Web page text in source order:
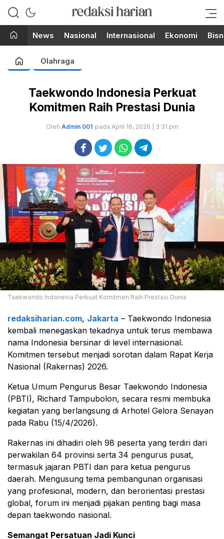
RedaksiHarian.com
Berita Terupdate dari Redaksi
News Nasional Internasional Ekonomi
Olahraga
Taekwondo Indonesia Perkuat
Komitmen Raih Prestasi Dunia
Oleh Admin 001 pada April 16, 2026 | 3:31 pm
Taekwondo Indonesia Perkuat Komitmen Raih Prestasi Dunia
redaksiharian.com, Jakarta – Taekwondo Indonesia
kembali menegaskan tekadnya untuk terus membawa
nama Indonesia bersinar di level internasional.
Komitmen tersebut menjadi sorotan dalam Rapat Kerja
Nasional (Rakernas) 2026.
Ketua Umum Pengurus Besar Taekwondo Indonesia
(PBTI), Richard Tampubolon, secara resmi membuka
kegiatan yang berlangsung di Arhotel Gelora Senayan
pada Rabu (15/4/2026).
Rakernas ini dihadiri oleh 98 peserta yang terdiri dari
perwakilan 64 provinsi serta 34 pengurus pusat,
termasuk jajaran PBTI dan para ketua pengurus
daerah. Mengusung tema pembangunan organisasi
yang profesional, modern, dan berorientasi prestasi
global, forum ini menjadi pijakan penting bagi masa
depan taekwondo nasional.
Semangat Persatuan Jadi Kunci